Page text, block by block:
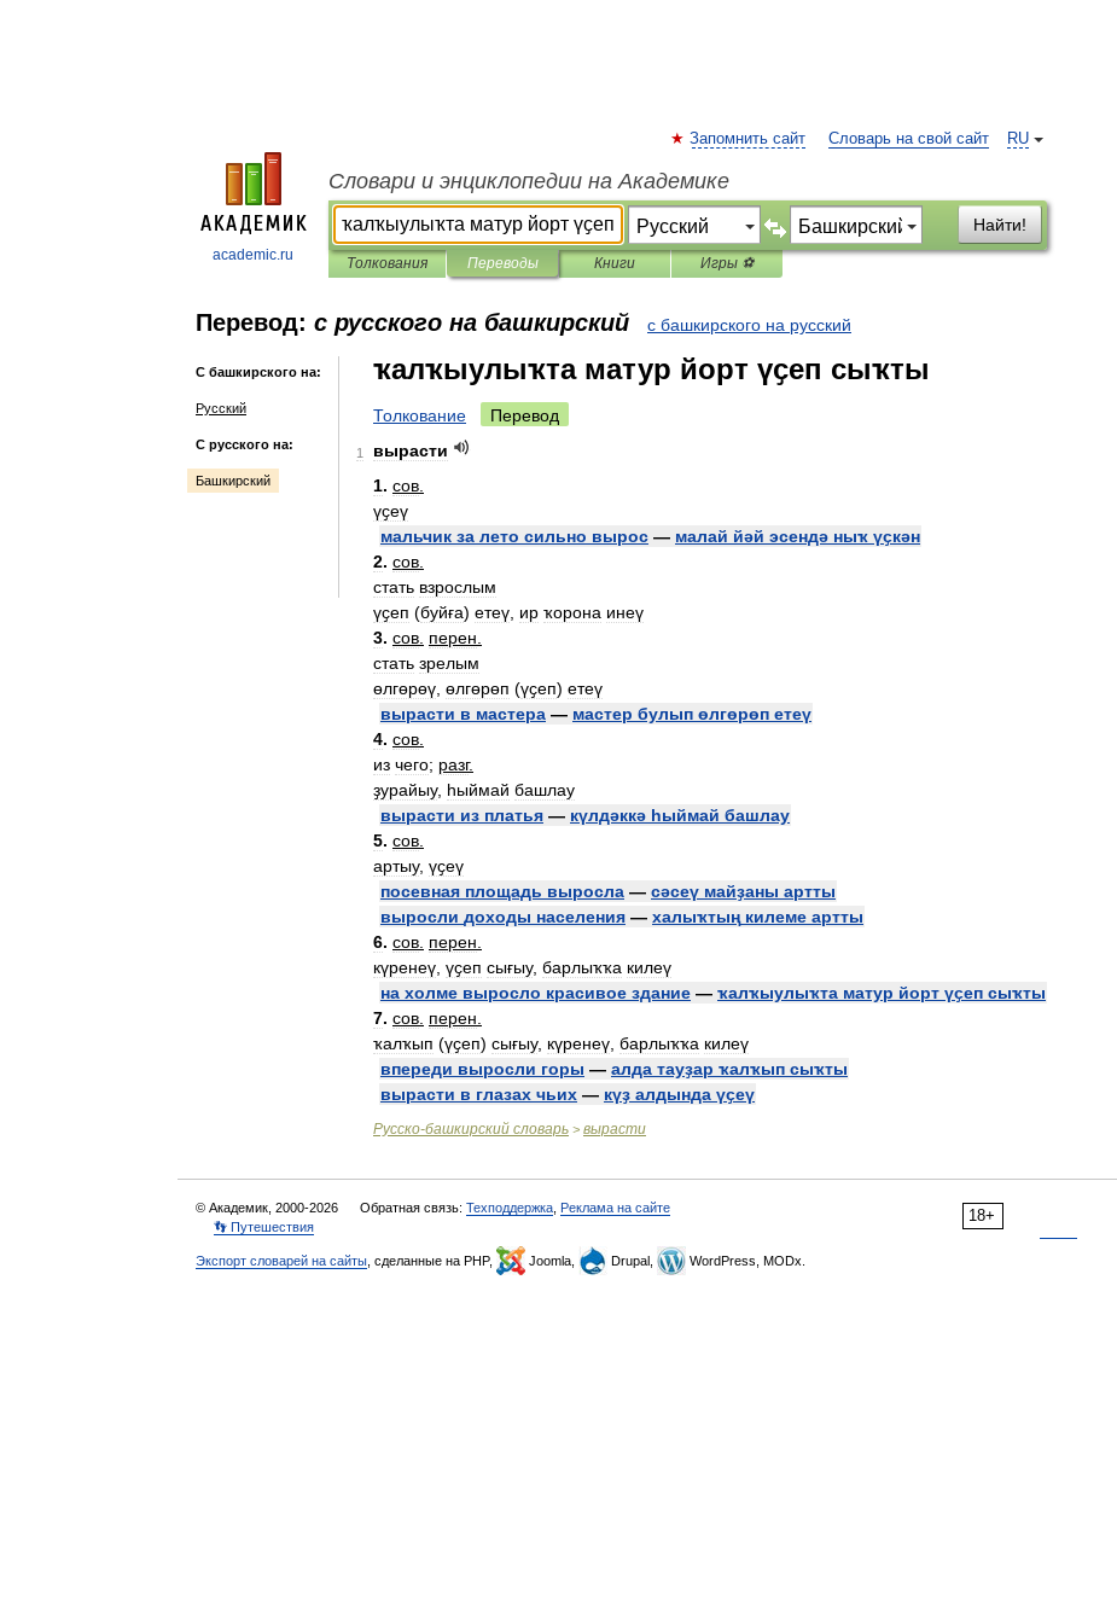
academic.ru
RU
Запомнить сайт Словарь на свой сайт
Словари и энциклопедии на Академике
Найти!
Толкования Переводы Книги Игры ⚽
Перевод: с русского на башкирский с башкирского на русский
С башкирского на:
Русский
С русского на:
Башкирский
ҡалҡыулыҡта матур йорт үҫеп сыҡты
Толкование Перевод
1
вырасти
1. сов
үҫеү
мальчик за лето сильно вырос — малай йәй эсендә ныҡ үҫкән
2. сов
стать взрослым
үҫеп (буйға) етеү ир ҡорона инеү
3. сов перен
стать зрелым
өлгөрөү өлгөрөп (үҫеп) етеү
вырасти в мастера — мастер булып өлгөрөп етеү
4. сов
из чего; разг.
ҙурайыу, һыймай башлау
вырасти из платья — күлдәккә һыймай башлау
5. сов
артыу, үҫеү
посевная площадь выросла — сәсеү майҙаны артты
выросли доходы населения — халыҡтың килеме артты
6. сов перен
күренеү үҫеп сығыу, барлыҡҡа килеү
на холме выросло красивое здание — ҡалҡыулыҡта матур йорт үҫеп сыҡты
7. сов перен
ҡалҡып (үҫеп) сығыу, күренеү барлыҡҡа килеү
впереди выросли горы — алда тауҙар ҡалҡып сыҡты
вырасти в глазах чьих — күҙ алдында үҫеү
Русско-башкирский словарь > вырасти
18+
© Академик, 2000-2026 Обратная связь: Техподдержка Реклама на сайте
👣 Путешествия
Экспорт словарей на сайты , сделанные на PHP, Joomla, Drupal, WordPress, MODx.